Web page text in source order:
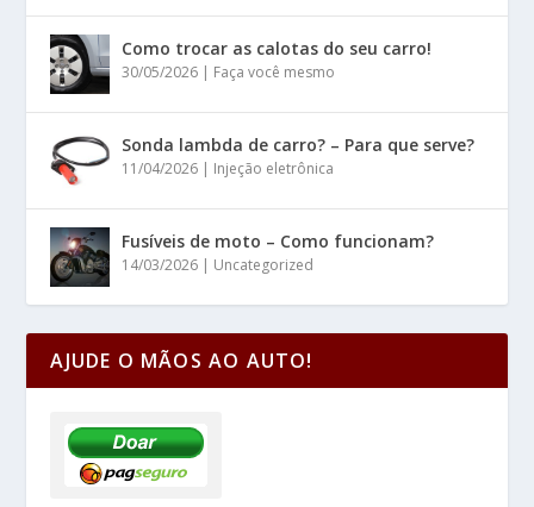
Como trocar as calotas do seu carro!
30/05/2026 | Faça você mesmo
Sonda lambda de carro? – Para que serve?
11/04/2026 | Injeção eletrônica
Fusíveis de moto – Como funcionam?
14/03/2026 | Uncategorized
AJUDE O MÃOS AO AUTO!